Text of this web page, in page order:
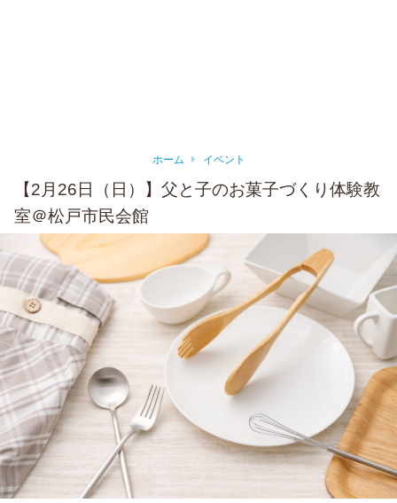
ホーム イベント
【2月26日（日）】父と子のお菓子づくり体験教
室＠松戸市民会館